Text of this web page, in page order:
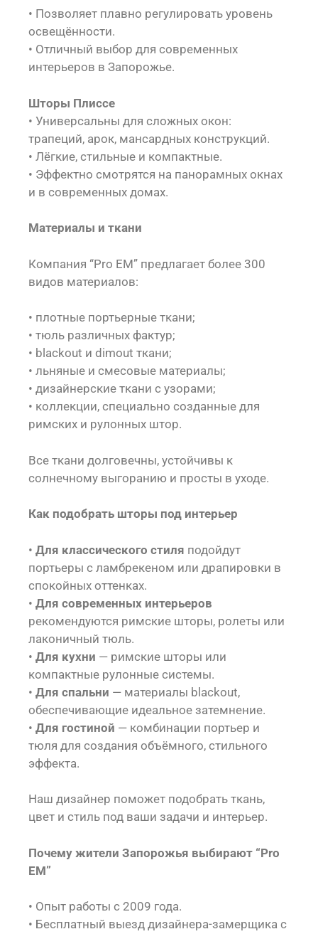
• Позволяет плавно регулировать уровень
освещённости.
• Отличный выбор для современных
интерьеров в Запорожье.
Шторы Плиссе
• Универсальны для сложных окон:
трапеций, арок, мансардных конструкций.
• Лёгкие, стильные и компактные.
• Эффектно смотрятся на панорамных окнах
и в современных домах.
Материалы и ткани
Компания “Pro EM” предлагает более 300
видов материалов:
• плотные портьерные ткани;
• тюль различных фактур;
• blackout и dimout ткани;
• льняные и смесовые материалы;
• дизайнерские ткани с узорами;
• коллекции, специально созданные для
римских и рулонных штор.
Все ткани долговечны, устойчивы к
солнечному выгоранию и просты в уходе.
Как подобрать шторы под интерьер
• Для классического стиля подойдут
портьеры с ламбрекеном или драпировки в
спокойных оттенках.
• Для современных интерьеров
рекомендуются римские шторы, ролеты или
лаконичный тюль.
• Для кухни — римские шторы или
компактные рулонные системы.
• Для спальни — материалы blackout,
обеспечивающие идеальное затемнение.
• Для гостиной — комбинации портьер и
тюля для создания объёмного, стильного
эффекта.
Наш дизайнер поможет подобрать ткань,
цвет и стиль под ваши задачи и интерьер.
Почему жители Запорожья выбирают “Pro
EM”
• Опыт работы с 2009 года.
• Бесплатный выезд дизайнера-замерщика с